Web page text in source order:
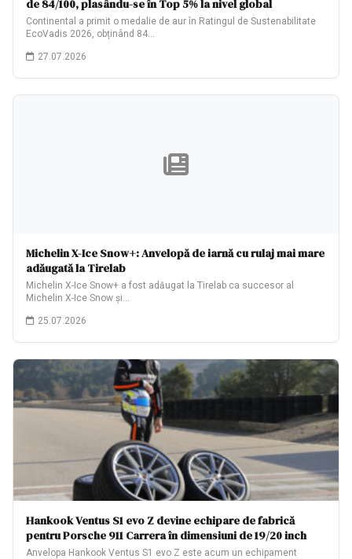
de 84/100, plasându-se în Top 5% la nivel global
Continental a primit o medalie de aur în Ratingul de Sustenabilitate
EcoVadis 2026, obținând 84…
27.07.2026
Michelin X-Ice Snow+: Anvelopă de iarnă cu rulaj mai mare
adăugată la Tirelab
Michelin X-Ice Snow+ a fost adăugat la Tirelab ca succesor al
Michelin X-Ice Snow și…
25.07.2026
Hankook Ventus S1 evo Z devine echipare de fabrică
pentru Porsche 911 Carrera în dimensiuni de 19/20 inch
Anvelopa Hankook Ventus S1 evo Z este acum un echipament